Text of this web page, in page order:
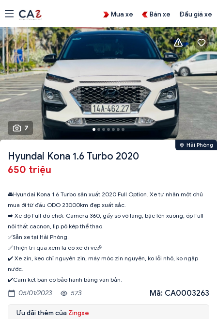
Mua xe Bán xe Đấu giá xe
7
Hải Phòng
Hyundai Kona 1.6 Turbo 2020
650 triệu
🚘Hyundai Kona 1.6 Turbo sản xuất 2020 Full Option. Xe tư nhân một chủ
mua ới từ đầu ODO 23000km đẹp xuất sắc.
➡️ Xe độ Full đồ chơi: Camera 360, gẩy số vô lăng, bậc lên xuống, ốp Full
nội thất cacnon, lip pô kép thể thao.
✅Sẵn xe tại Hải Phòng.
✅Thiện trí qua xem là có xe đi về🎉
✔️ Xe zin, keo chỉ nguyên zin, máy móc zin nguyên, ko lỗi nhỏ, ko ngập
nước.
✔️Cam kết bán có bảo hành bằng văn bản.
05/01/2023 573 Mã: CA0003263
Ưu đãi thêm của Zingxe